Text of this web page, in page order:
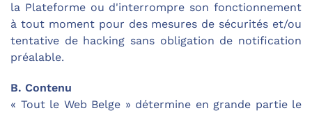
la Plateforme ou d'interrompre son fonctionnement
à tout moment pour des mesures de sécurités et/ou
tentative de hacking sans obligation de notification
préalable.
B. Contenu
« Tout le Web Belge » détermine en grande partie le